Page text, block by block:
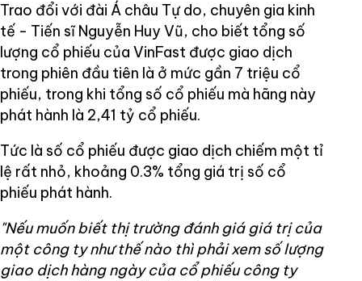
Trao đổi với đài Á châu Tự do, chuyên gia kinh
tế - Tiến sĩ Nguyễn Huy Vũ, cho biết tổng số
lượng cổ phiếu của VinFast được giao dịch
trong phiên đầu tiên là ở mức gần 7 triệu cổ
phiếu, trong khi tổng số cổ phiếu mà hãng này
phát hành là 2,41 tỷ cổ phiếu.
Tức là số cổ phiếu được giao dịch chiếm một tỉ
lệ rất nhỏ, khoảng 0.3% tổng giá trị số cổ
phiếu phát hành.
"Nếu muốn biết thị trường đánh giá giá trị của
một công ty như thế nào thì phải xem số lượng
giao dịch hàng ngày của cổ phiếu công ty